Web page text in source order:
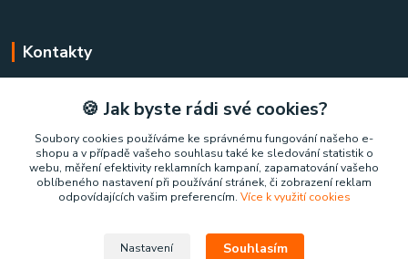
Kontakty
+420 777 852 326
(Po-Pá, 9-17 hod.)
home-comfort@home-comfort.cz
🍪 Jak byste rádi své cookies?
Soubory cookies používáme ke správnému fungování našeho e-
shopu a v případě vašeho souhlasu také ke sledování statistik o
webu, měření efektivity reklamních kampaní, zapamatování vašeho
oblíbeného nastavení při používání stránek, či zobrazení reklam
odpovídajících vašim preferencím. Více k využití cookies
Nastavení Souhlasím